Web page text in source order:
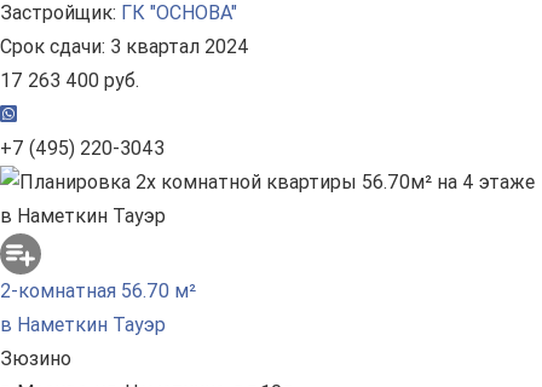
Застройщик: ГК "ОСНОВА"
Срок сдачи: 3 квартал 2024
17 263 400 руб.
+7 (495) 220-3043
2-комнатная 56.70 м²
в Наметкин Тауэр
Зюзино